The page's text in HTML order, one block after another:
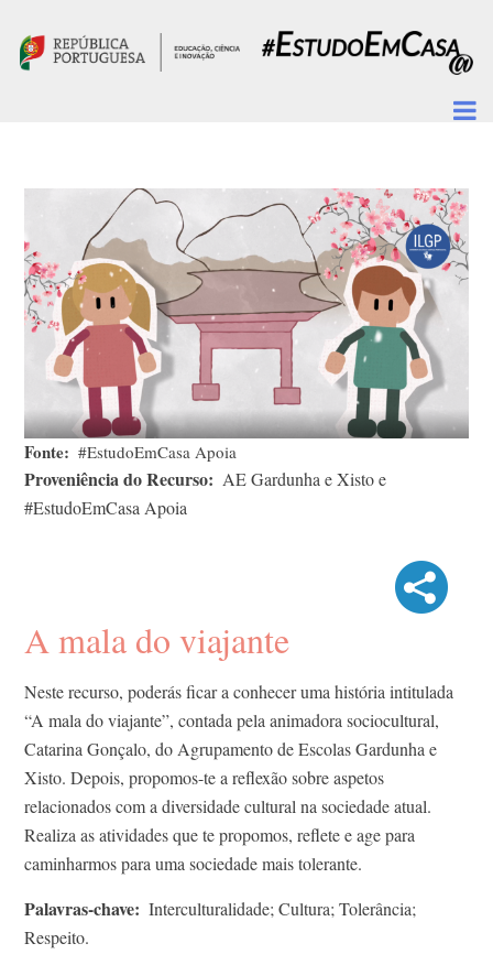
Fonte #EstudoEmCasa Apoia
Proveniência do Recurso
AE Gardunha e Xisto e
#EstudoEmCasa Apoia
A mala do viajante
Neste recurso, poderás ficar a conhecer uma história intitulada
“A mala do viajante”, contada pela animadora sociocultural,
Catarina Gonçalo, do Agrupamento de Escolas Gardunha e
Xisto. Depois, propomos-te a reflexão sobre aspetos
relacionados com a diversidade cultural na sociedade atual.
Realiza as atividades que te propomos, reflete e age para
caminharmos para uma sociedade mais tolerante.
Palavras-chave
Interculturalidade; Cultura; Tolerância;
Respeito.